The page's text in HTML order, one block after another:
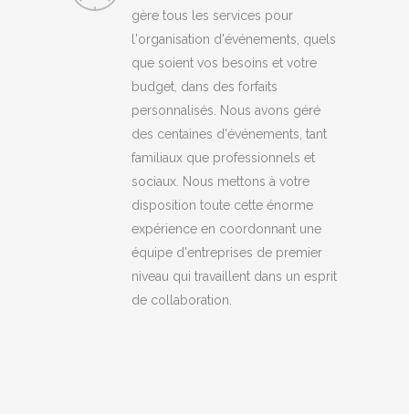
gère tous les services pour
l'organisation d'événements, quels
que soient vos besoins et votre
budget, dans des forfaits
personnalisés. Nous avons géré
des centaines d'événements, tant
familiaux que professionnels et
sociaux. Nous mettons à votre
disposition toute cette énorme
expérience en coordonnant une
équipe d'entreprises de premier
niveau qui travaillent dans un esprit
de collaboration.